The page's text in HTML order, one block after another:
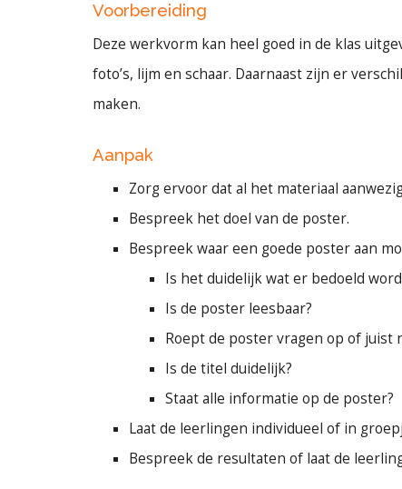
Voorbereiding
Deze werkvorm kan heel goed in de klas
foto’s, lijm en schaar. Daarnaast zijn er
maken.
Aanpak
Zorg ervoor dat al het materiaal
Bespreek het doel van de poster.
Bespreek waar een goede poster aan
Is het duidelijk wat er bedoeld
Is de poster leesbaar?
Roept de poster vragen op of juist
Is de titel duidelijk?
Staat alle informatie op de poster?
Laat de leerlingen individueel of in
Bespreek de resultaten of laat de